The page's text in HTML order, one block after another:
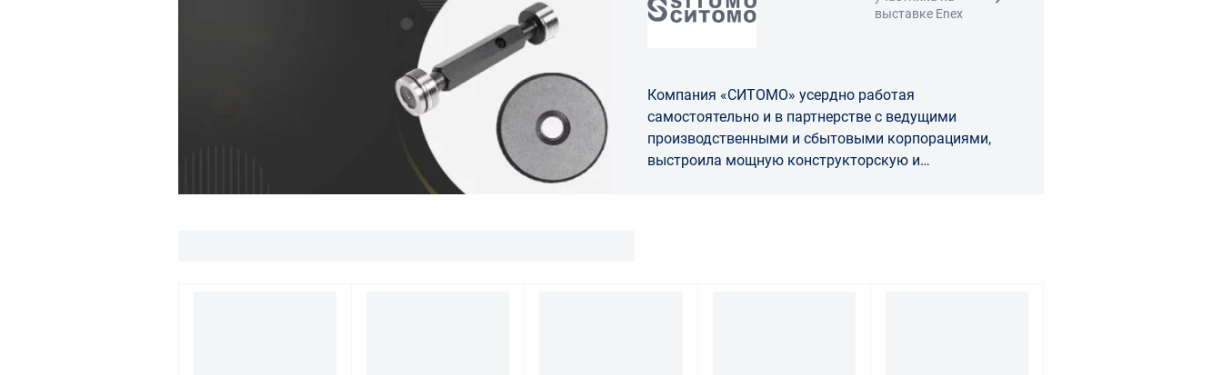
выставке Enex
Компания «СИТОМО» усердно работая
самостоятельно и в партнерстве с ведущими
производственными и сбытовыми корпорациями,
выстроила мощную конструкторскую и